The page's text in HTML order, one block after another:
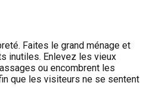
Faites le grand ménage et
inutiles. Enlevez les vieux
ou encombrent les
que les visiteurs ne se sentent